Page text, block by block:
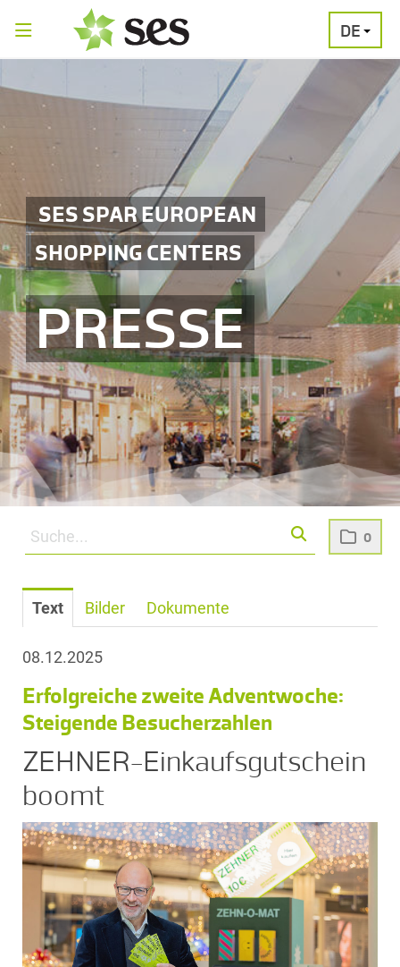
0
DE
SES SPAR EUROPEAN
SHOPPING CENTERS
PRESSE
PRESSEAUSSENDUNGEN
Text Bilder Dokumente
08.12.2025
Erfolgreiche zweite Adventwoche:
Steigende Besucherzahlen
ZEHNER-Einkaufsgutschein
boomt